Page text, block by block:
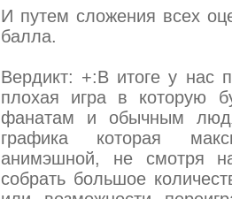
И путем сложения всех
балла.
Вердикт: +:В итоге у нас
плохая игра в которую
фанатам и обычным
графика которая
анимэшной, не смотря
собрать большое